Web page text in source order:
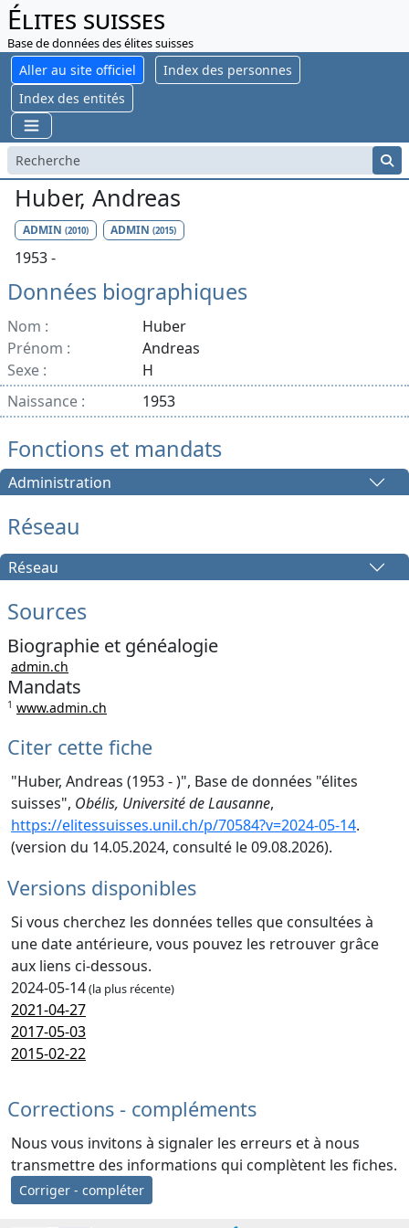
Élites suisses
Base de données des élites suisses
Aller au site officiel
Index des personnes
Index des entités
Huber, Andreas
ADMIN (2010) ADMIN(2015)
1953 -
Données biographiques
Nom :
Huber
Prénom :
Andreas
Sexe :
H
Naissance :
1953
Fonctions et mandats
Administration
Réseau
Réseau
Sources
Biographie et généalogie
admin.ch
Mandats
1 www.admin.ch
Citer cette fiche
"Huber, Andreas (1953 - )", Base de données "élites
suisses", Obélis, Université de Lausanne,
https://elitessuisses.unil.ch/p/70584?v=2024-05-14.
(version du 14.05.2024, consulté le 09.08.2026).
Versions disponibles
Si vous cherchez les données telles que consultées à
une date antérieure, vous pouvez les retrouver grâce
aux liens ci-dessous.
2024-05-14(la plus récente)
2021-04-27
2017-05-03
2015-02-22
Corrections - compléments
Nous vous invitons à signaler les erreurs et à nous
transmettre des informations qui complètent les fiches.
Corriger - compléter